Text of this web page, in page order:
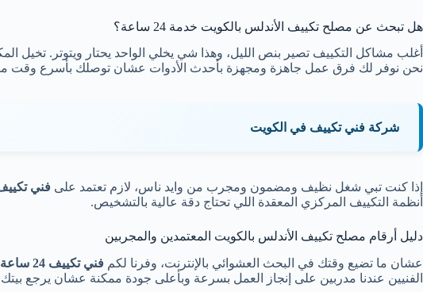
هل تبحث عن مصلح تكييف الأندلس بالكويت خدمة 24 ساعة؟
أغلب مشاكل التكييف تصير بنص الليل، وهذا شي يخلي الواحد يحتار ويتوتر.
نحن نوفر لك فرق عمل جاهزة ومجهزة بأحدث الأدوات عشان توصلك بأسرع وقت
شركة فني تكييف في الكويت
إذا كنت تبي شغل نظيف ومضمون ومجرب من وايد ناس، لازم تعتمد على فني
أنظمة التكييف المركزي المعقدة اللي تحتاج دقة عالية بالتشخيص.
دليل أرقام مصلح تكييف الأندلس بالكويت المعتمدين والمجربين
عشان ما تضيع وقتك في البحث العشوائي بالإنترنت، وفرنا لكم فني تكييف 24 ساعة
الفنيين عندنا مدربين على إنجاز العمل بسرعة وبأعلى جودة ممكنة عشان يرجع بيتك